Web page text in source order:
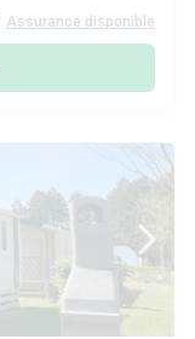
Assurance disponible